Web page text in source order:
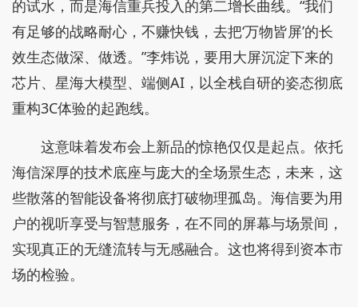
长，且增速超过营收。这标志着公司的增长模式正从
追求规模扩张，转向更注重盈利质量和价值创造，盈
利增长更具韧性。
与此同时，自2023年初至2026年4月，海信视像
曲线。2023年1月初，公司股价12.56元/股，至2026
年4月30日，其收盘价已攀升至25.60元/股，期间累
计涨幅达到103.82%，呈现出典型的“盈利驱动型”特
征。
综合来看，海信视像的财务表现从多个维度验证